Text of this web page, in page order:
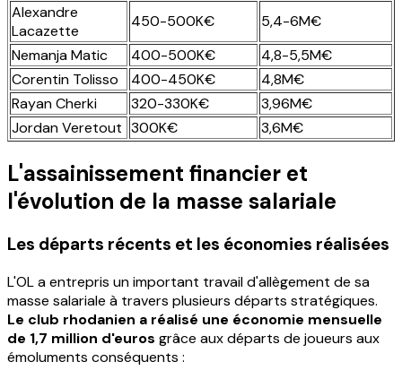
Alexandre
Lacazette
450-500K€
5,4-6M€
Nemanja Matic
400-500K€
4,8-5,5M€
Corentin Tolisso
400-450K€
4,8M€
Rayan Cherki
320-330K€
3,96M€
Jordan Veretout 300K€ 3,6M€
L'assainissement financier et
l'évolution de la masse salariale
Les départs récents et les économies réalisées
L'OL a entrepris un important travail d'allègement de sa
masse salariale à travers plusieurs départs stratégiques.
Le club rhodanien a réalisé une économie mensuelle
de 1,7 million d'euros grâce aux départs de joueurs aux
émoluments conséquents :